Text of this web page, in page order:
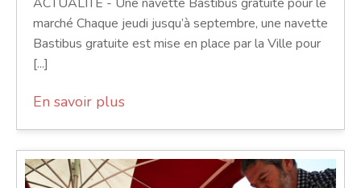
marché Chaque jeudi jusqu’à septembre, une navette
Bastibus gratuite est mise en place par la Ville pour
[...]
En savoir plus